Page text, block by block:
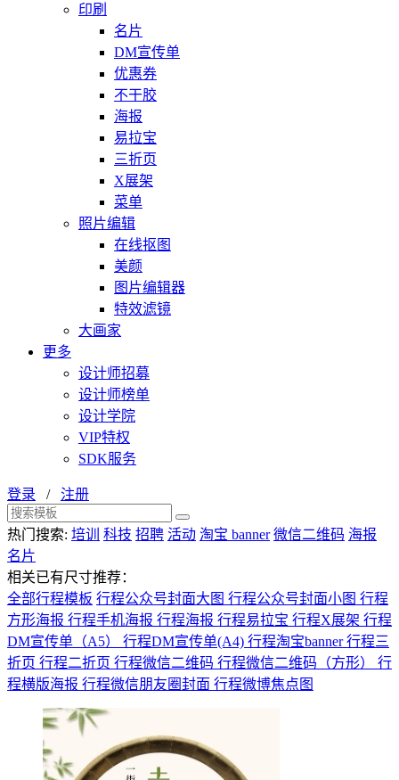
印刷
名片
DM宣传单
优惠券
不干胶
海报
易拉宝
三折页
X展架
菜单
照片编辑
在线抠图
美颜
图片编辑器
特效滤镜
大画家
更多
设计师招募
设计师榜单
设计学院
VIP特权
SDK服务
登录 / 注册
热门搜索: 培训 科技 招聘 活动 淘宝 banner 微信二维码 海报
名片
相关已有尺寸推荐：
全部行程模板 行程公众号封面大图 行程公众号封面小图 行程
方形海报 行程手机海报 行程海报 行程易拉宝 行程X展架 行程
DM宣传单（A5） 行程DM宣传单(A4) 行程淘宝banner行程三
折页 行程二折页 行程微信二维码 行程微信二维码（方形） 行
程横版海报 行程微信朋友圈封面 行程微博焦点图